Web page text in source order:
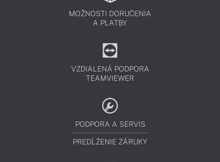
MOŽNOSTI DORUČENIA
A PLATBY
VZDIALENÁ PODPORA
TEAMVIEWER
PODPORA A SERVIS
PREDĹŽENIE ZÁRUKY